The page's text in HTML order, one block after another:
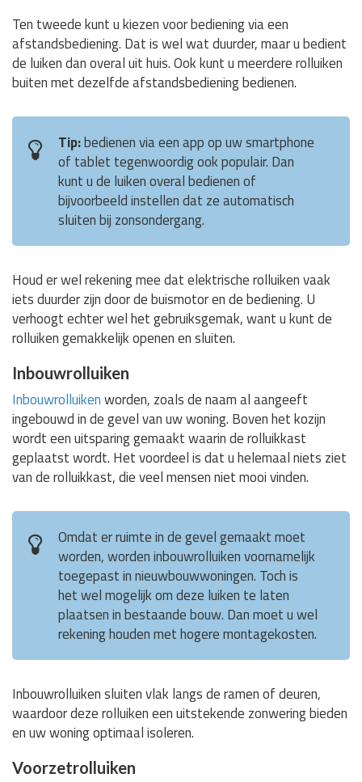
Ten tweede kunt u kiezen voor bediening via een
afstandsbediening. Dat is wel wat duurder, maar u bedient
de luiken dan overal uit huis. Ook kunt u meerdere rolluiken
buiten met dezelfde afstandsbediening bedienen.
Tip:bedienen via een app op uw smartphone
of tablet tegenwoordig ook populair. Dan
kunt u de luiken overal bedienen of
bijvoorbeeld instellen dat ze automatisch
sluiten bij zonsondergang.
Houd er wel rekening mee dat elektrische rolluiken vaak
iets duurder zijn door de buismotor en de bediening. U
verhoogt echter wel het gebruiksgemak, want u kunt de
rolluiken gemakkelijk openen en sluiten.
Inbouwrolluiken
Inbouwrolluikenworden, zoals de naam al aangeeft
ingebouwd in de gevel van uw woning. Boven het kozijn
wordt een uitsparing gemaakt waarin de rolluikkast
geplaatst wordt. Het voordeel is dat u helemaal niets ziet
van de rolluikkast, die veel mensen niet mooi vinden.
Omdat er ruimte in de gevel gemaakt moet
worden, worden inbouwrolluiken voornamelijk
toegepast in nieuwbouwwoningen. Toch is
het wel mogelijk om deze luiken te laten
plaatsen in bestaande bouw. Dan moet u wel
rekening houden met hogere montagekosten.
Inbouwrolluiken sluiten vlak langs de ramen of deuren,
waardoor deze rolluiken een uitstekende zonwering bieden
en uw woning optimaal isoleren.
Voorzetrolluiken